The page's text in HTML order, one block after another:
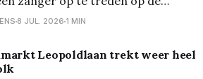
woensdagmarkt. Zanger Jimmy
deuntjes, en dit tot jolijt van
8 JUL. 2026 1 MIN
Leopoldlaan trekt weer heel